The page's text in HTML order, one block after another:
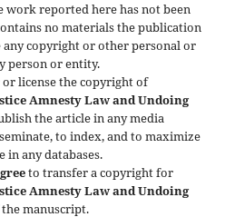
reported here has not been
no materials the publication
copyright or other personal or
person or entity.
or license the copyright of
Amnesty Law and Undoing
the article in any media
to index, and to maximize
in any databases.
to transfer a copyright for
Amnesty Law and Undoing
manuscript.